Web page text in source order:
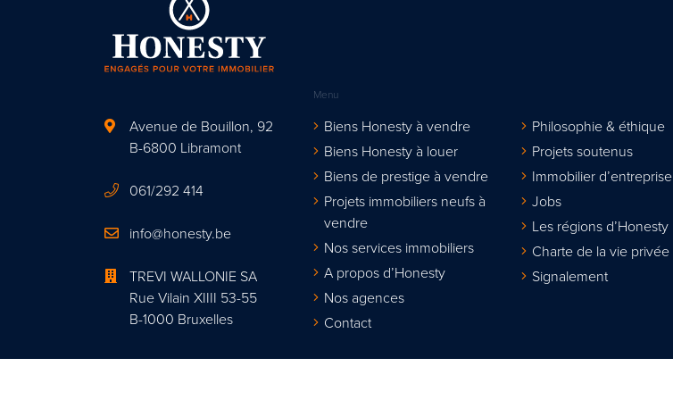
Avenue de Bouillon, 92
B-6800 Libramont
061/292 414
info@honesty.be
TREVI WALLONIE SA
Rue Vilain XIIII 53-55
B-1000 Bruxelles
Menu
Biens Honesty à vendre
Biens Honesty à louer
Biens de prestige à vendre
Projets immobiliers neufs à
vendre
Nos services immobiliers
A propos d’Honesty
Nos agences
Contact
Philosophie & éthique
Projets soutenus
Immobilier d’entreprise
Jobs
Les régions d’Honesty
Charte de la vie privée
Signalement